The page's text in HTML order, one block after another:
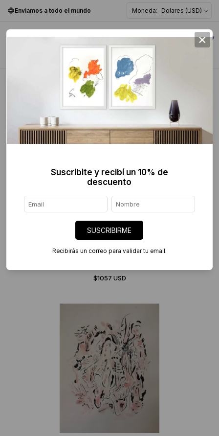
Enviamos a todo el mundo Moneda: Dolares (USD)
0
breadcrumbs.mx > Artistas Mujeres
Artistas Mujeres FILTER
Diana Quintero Vallejo. Coral ancestro (de la serie Paisajes),
$1057 USD
×
Suscribite y recibí un 10% de
descuento
SUSCRIBIRME
Recibirás un correo para validar tu email.